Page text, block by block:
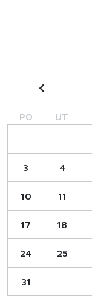
PO UT
3 4
10 11
17 18
24 25
31